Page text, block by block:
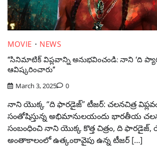
MOVIE
NEWS
“సినిమాటిక్ విప్లవాన్ని అనుభవించండి: నాని ‘ది
ఆవిష్కరించారు”
March 3, 2025 0
నాని యొక్క “ది ఫారడైజ్” టీజర్: చలనచిత్ర
సంతోషిస్తున్న అభిమానులయందు భారతీయ
సంబంధించి నాని యొక్క కొత్త చిత్రం, ది
అంతాకాలంలో ఉత్కంఠావైపు ఉన్న టీజర్ […]